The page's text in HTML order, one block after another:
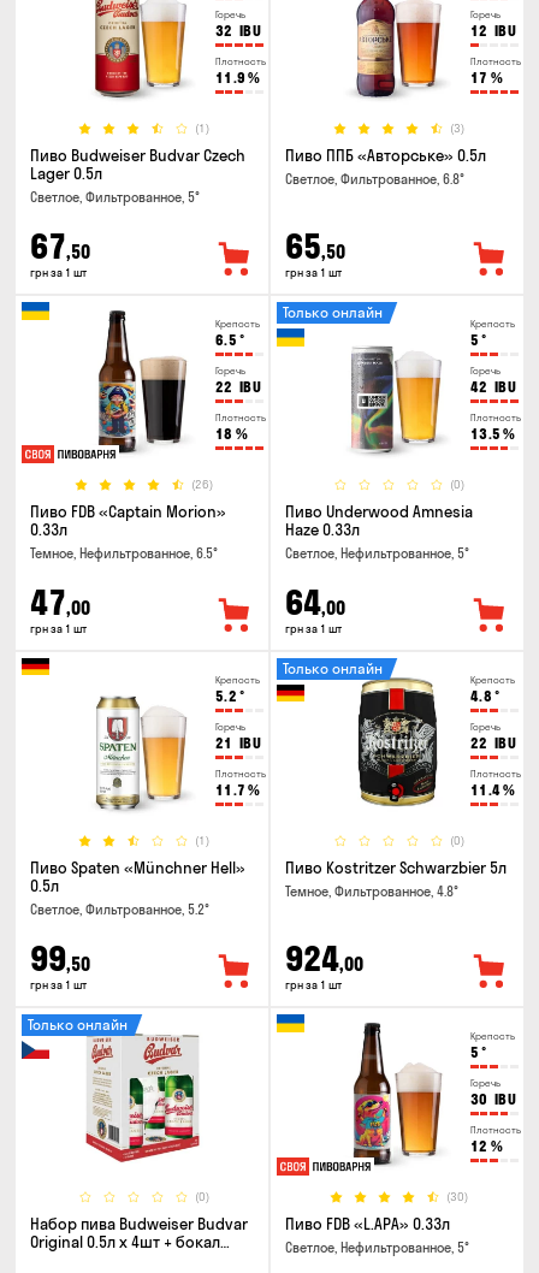
Горечь
32 IBU
Плотность
11.9 %
(1)
Пиво Budweiser Budvar Czech
Lager 0.5л
Светлое, Фильтрованное, 5°
67,50
грн за 1 шт
Горечь
12 IBU
Плотность
17 %
(3)
Пиво ППБ «Авторське» 0.5л
Светлое, Фильтрованное, 6.8°
65,50
грн за 1 шт
Крепость
6.5 °
Горечь
22 IBU
Плотность
18 %
(26)
Пиво FDB «Captain Morion»
0.33л
Темное, Нефильтрованное, 6.5°
47,00
грн за 1 шт
Крепость
5 °
Горечь
42 IBU
Плотность
13.5 %
(0)
Только онлайн
Пиво Underwood Amnesia
Haze 0.33л
Светлое, Нефильтрованное, 5°
64,00
грн за 1 шт
Крепость
5.2 °
Горечь
21 IBU
Плотность
11.7 %
(1)
Пиво Spaten «Münchner Hell»
0.5л
Светлое, Фильтрованное, 5.2°
99,50
грн за 1 шт
Крепость
4.8 °
Горечь
22 IBU
Плотность
11.4%
(0)
Только онлайн
Пиво Kostritzer Schwarzbier 5л
Темное, Фильтрованное, 4.8°
924,00
грн за 1 шт
(0)
Только онлайн
Набор пива Budweiser Budvar
Original 0.5л х 4шт + бокал
Крепость
5 °
Горечь
30 IBU
Плотность
12 %
(30)
Пиво FDB «L.APA» 0.33л
Светлое, Нефильтрованное, 5°